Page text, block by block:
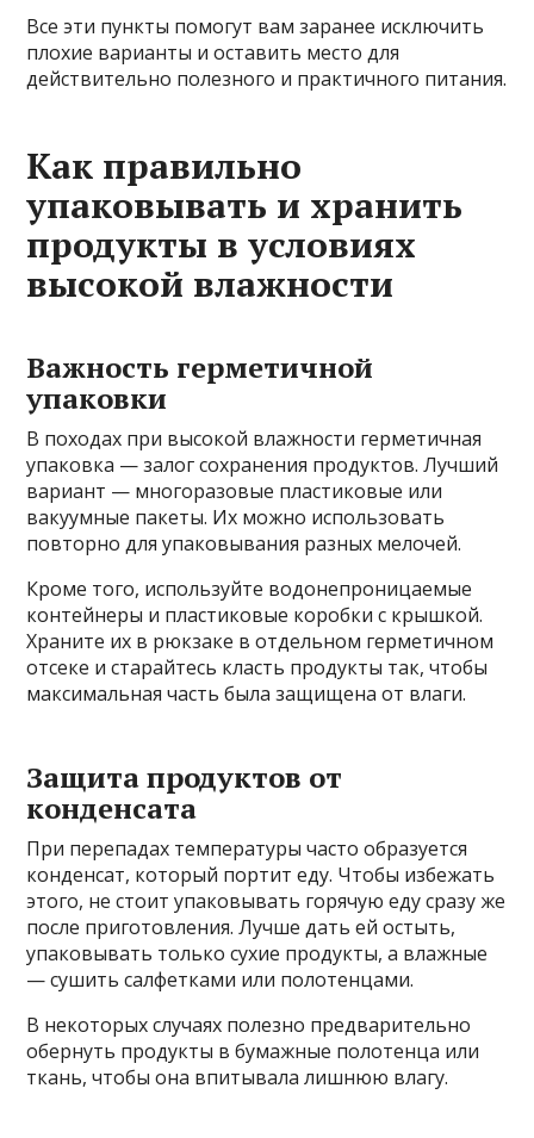
Все эти пункты помогут вам заранее исключить
плохие варианты и оставить место для
действительно полезного и практичного питания.
Как правильно
упаковывать и хранить
продукты в условиях
высокой влажности
Важность герметичной
упаковки
В походах при высокой влажности герметичная
упаковка — залог сохранения продуктов. Лучший
вариант — многоразовые пластиковые или
вакуумные пакеты. Их можно использовать
повторно для упаковывания разных мелочей.
Кроме того, используйте водонепроницаемые
контейнеры и пластиковые коробки с крышкой.
Храните их в рюкзаке в отдельном герметичном
отсеке и старайтесь класть продукты так, чтобы
максимальная часть была защищена от влаги.
Защита продуктов от
конденсата
При перепадах температуры часто образуется
конденсат, который портит еду. Чтобы избежать
этого, не стоит упаковывать горячую еду сразу же
после приготовления. Лучше дать ей остыть,
упаковывать только сухие продукты, а влажные
— сушить салфетками или полотенцами.
В некоторых случаях полезно предварительно
обернуть продукты в бумажные полотенца или
ткань, чтобы она впитывала лишнюю влагу.